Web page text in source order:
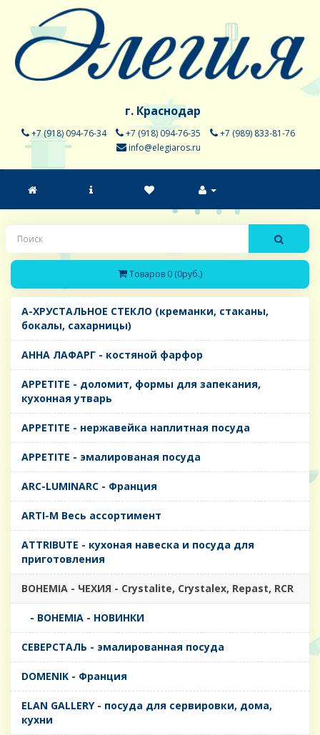
г. Краснодар
+7 (918) 094-76-34 +7 (918) 094-76-35
+7 (989) 833-81-76
info@elegiaros.ru
Товаров 0 (0руб.)
A-ХРУСТАЛЬНОЕ СТЕКЛО (креманки, стаканы,
бокалы, сахарницы)
AHHA ЛАФАРГ - костяной фарфор
APPETITE - доломит, формы для запекания,
кухонная утварь
APPETITE - нержавейка наплитная посуда
APPETITE - эмалированая посуда
ARC-LUMINARC - Франция
ARTI-M Весь ассортимент
ATTRIBUTE - кухоная навеска и посуда для
приготовления
BOHEMIA - ЧЕХИЯ - Crystalite, Crystalex, Repast, RCR
- BOHEMIA - НОВИНКИ
CЕВЕРСТАЛЬ - эмалированная посуда
DOMENIK - Франция
ELAN GALLERY - посуда для сервировки, дома,
кухни